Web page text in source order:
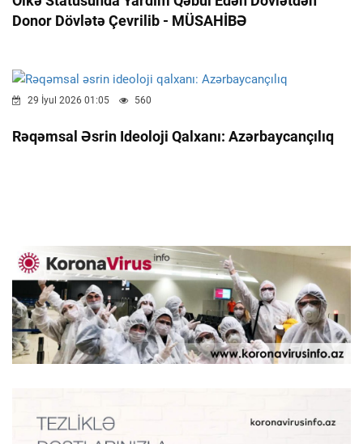
Donor Dövlətə Çevrilib - MÜSAHİBƏ
29 İyul 2026 01:05 560
Rəqəmsal Əsrin Ideoloji Qalxanı: Azərbaycançılıq